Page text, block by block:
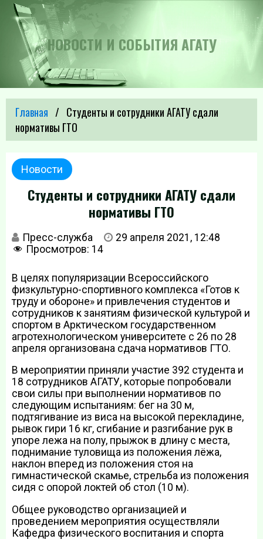
НОВОСТИ И СОБЫТИЯ АГАТУ
Главная
Студенты и сотрудники АГАТУ сдали
нормативы ГТО
Новости
Студенты и сотрудники АГАТУ сдали
нормативы ГТО
Пресс-служба
29 апреля 2021, 12:48
Просмотров: 14
В целях популяризации Всероссийского
физкультурно-спортивного комплекса «Готов к
труду и обороне» и привлечения студентов и
сотрудников к занятиям физической культурой и
спортом в Арктическом государственном
агротехнологическом университете с 26 по 28
апреля организована сдача нормативов ГТО.
В мероприятии приняли участие 392 студента и
18 сотрудников АГАТУ, которые попробовали
свои силы при выполнении нормативов по
следующим испытаниям: бег на 30 м,
подтягивание из виса на высокой перекладине,
рывок гири 16 кг, сгибание и разгибание рук в
упоре лежа на полу, прыжок в длину с места,
поднимание туловища из положения лёжа,
наклон вперед из положения стоя на
гимнастической скамье, стрельба из положения
сидя с опорой локтей об стол (10 м).
Общее руководство организацией и
проведением мероприятия осуществляли
Кафедра физического воспитания и спорта